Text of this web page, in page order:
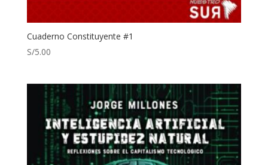
Cuaderno Constituyente #1
S/5.00